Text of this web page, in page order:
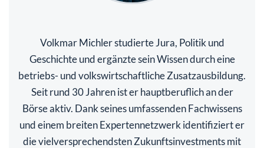
Volkmar Michler studierte Jura, Politik und
Geschichte und ergänzte sein Wissen durch eine
betriebs- und volkswirtschaftliche Zusatzausbildung.
Seit rund 30 Jahren ist er hauptberuflich an der
Börse aktiv. Dank seines umfassenden Fachwissens
und einem breiten Expertennetzwerk identifiziert er
die vielversprechendsten Zukunftsinvestments mit